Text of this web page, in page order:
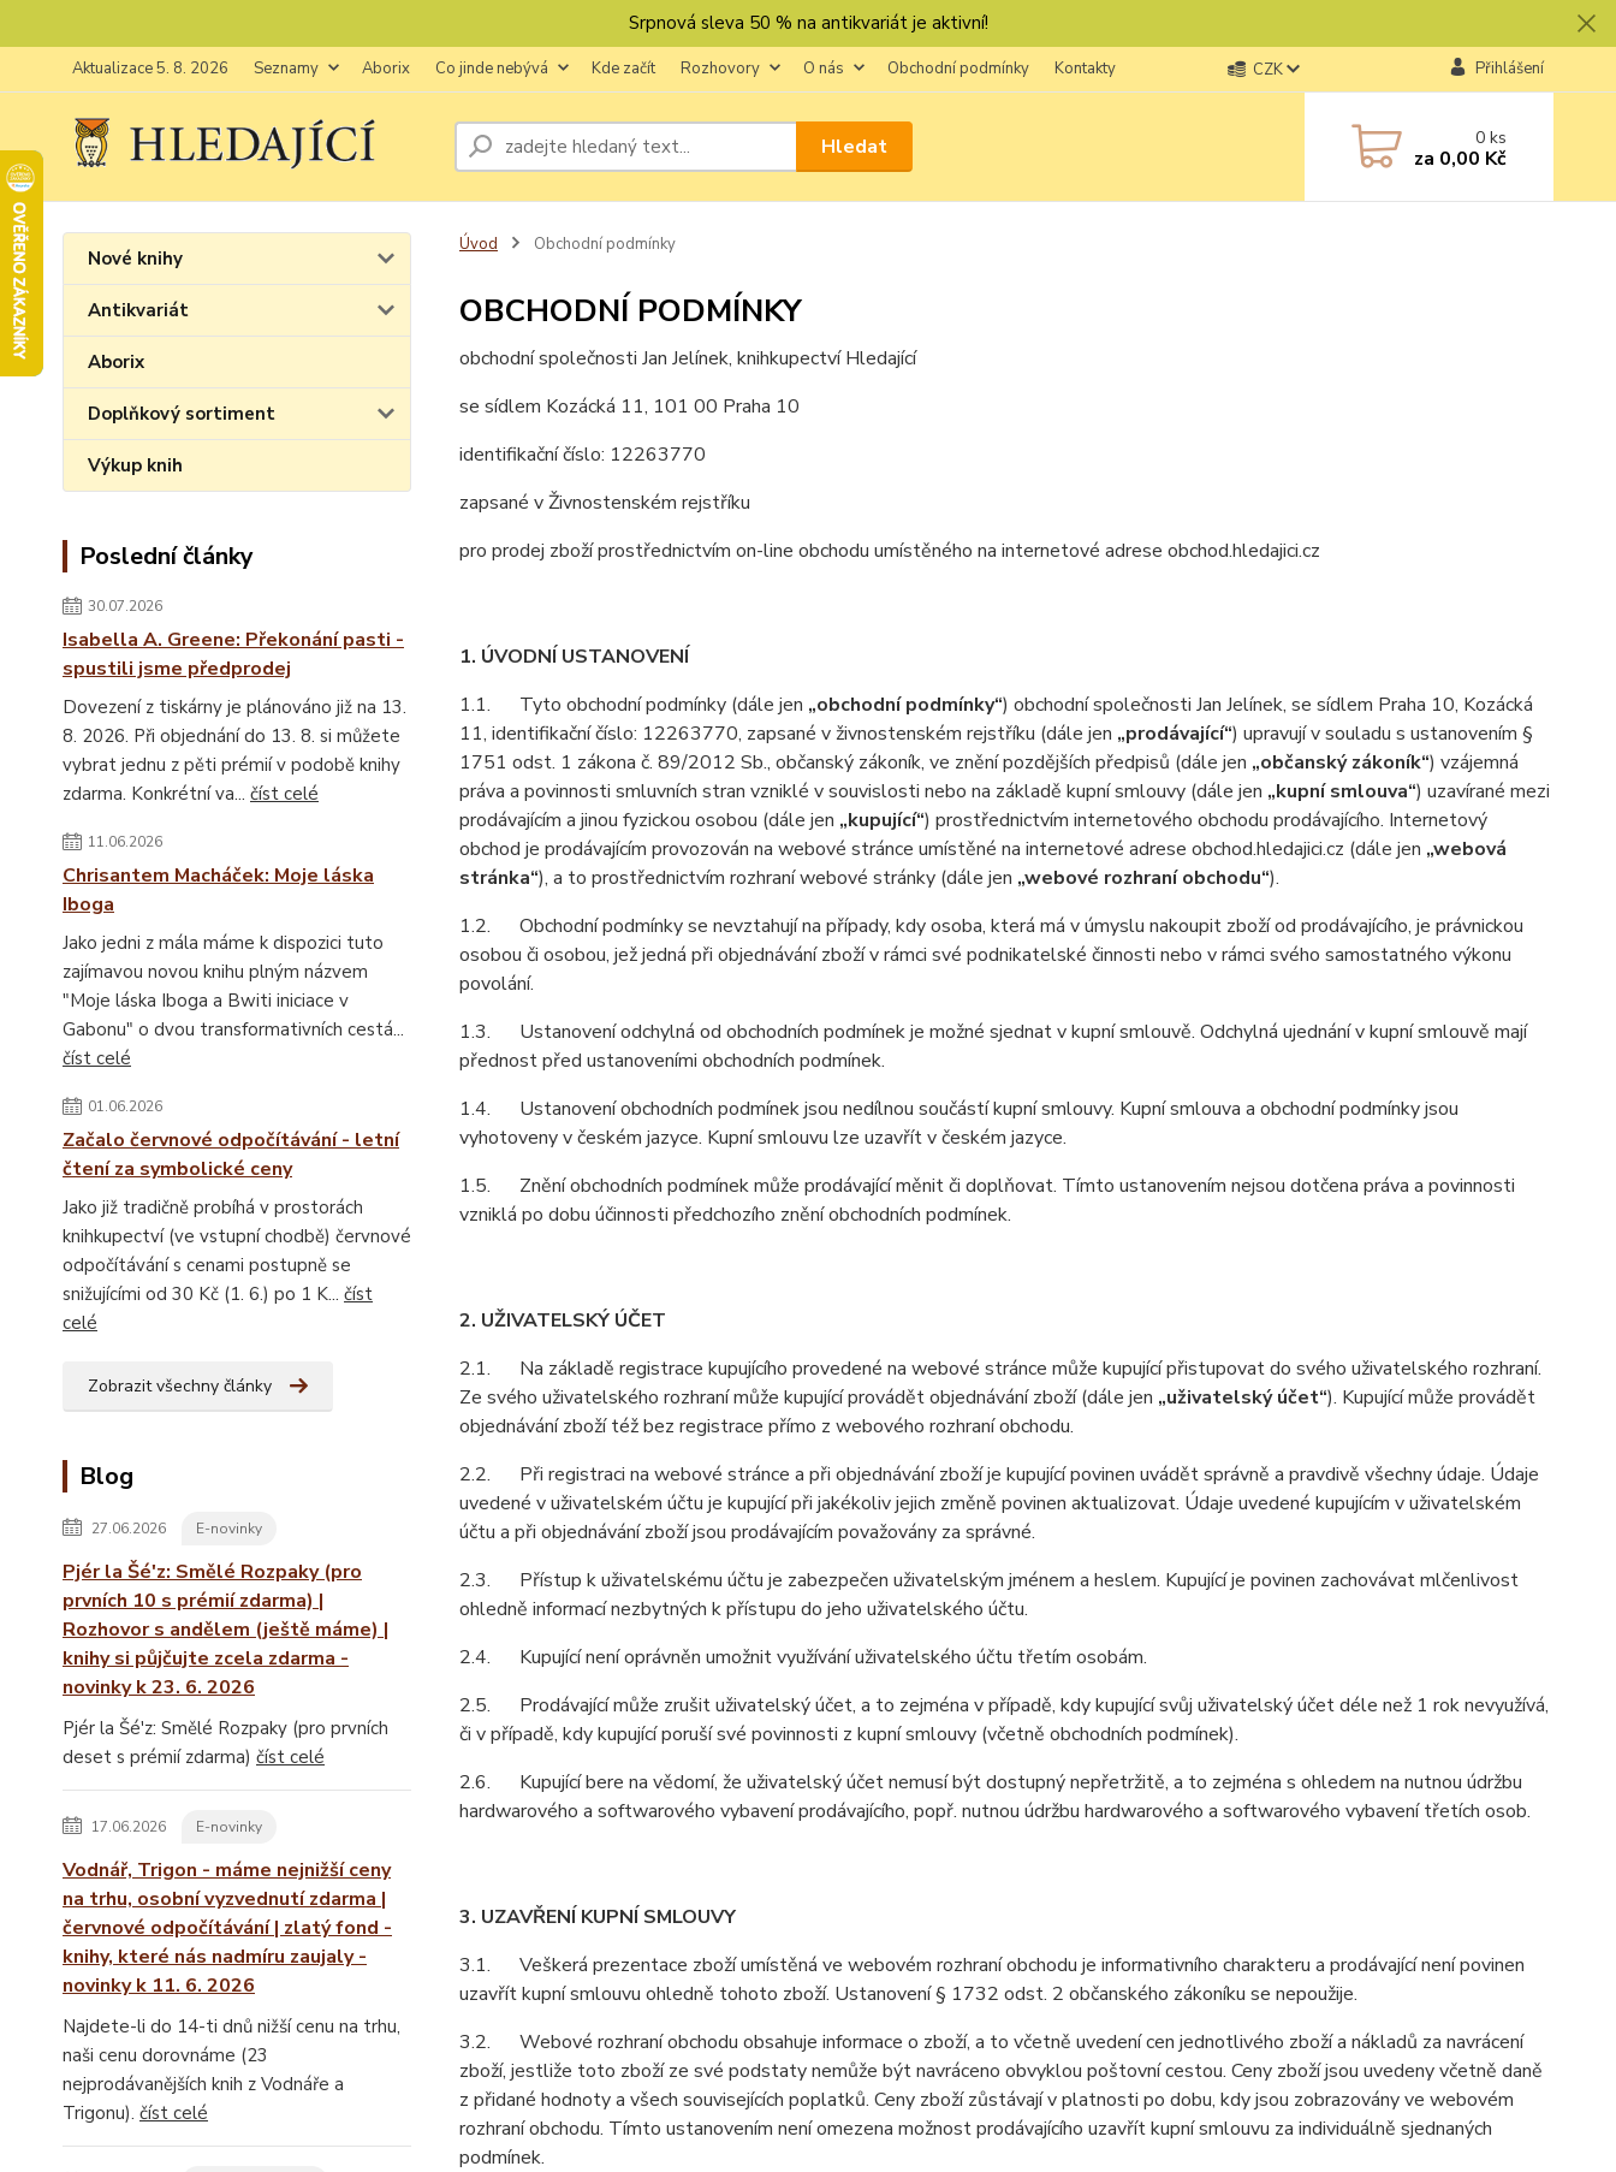
Srpnová sleva 50 % na antikvariát je aktivní!
Aktualizace 5. 8. 2026 Seznamy Aborix Co jinde nebývá Kde začít Rozhovory O nás Obchodní podmínky Kontakty CZK Přihlášení
Hledat 0ks
za 0,00 Kč
Nové knihy
Antikvariát
Aborix
Doplňkový sortiment
Výkup knih
Poslední články
30.07.2026
Isabella A. Greene: Překonání pasti -
spustili jsme předprodej
Dovezení z tiskárny je plánováno již na 13.
8. 2026. Při objednání do 13. 8. si můžete
vybrat jednu z pěti prémií v podobě knihy
zdarma. Konkrétní va... číst celé
11.06.2026
Chrisantem Macháček: Moje láska
Iboga
Jako jedni z mála máme k dispozici tuto
zajímavou novou knihu plným názvem
"Moje láska Iboga a Bwiti iniciace v
Gabonu" o dvou transformativních cestá...
číst celé
01.06.2026
Začalo červnové odpočítávání - letní
čtení za symbolické ceny
Jako již tradičně probíhá v prostorách
knihkupectví (ve vstupní chodbě) červnové
odpočítávání s cenami postupně se
snižujícími od 30 Kč (1. 6.) po 1 K... číst
celé
Zobrazit všechny články
Blog
27.06.2026 E-novinky
Pjér la Šé'z: Smělé Rozpaky (pro
prvních 10 s prémií zdarma) |
Rozhovor s andělem (ještě máme) |
knihy si půjčujte zcela zdarma -
novinky k 23. 6. 2026
Pjér la Šé'z: Smělé Rozpaky (pro prvních
deset s prémií zdarma) číst celé
17.06.2026 E-novinky
Vodnář, Trigon - máme nejnižší ceny
na trhu, osobní vyzvednutí zdarma |
červnové odpočítávání | zlatý fond -
knihy, které nás nadmíru zaujaly -
novinky k 11. 6. 2026
Najdete-li do 14-ti dnů nižší cenu na trhu,
naši cenu dorovnáme (23
nejprodávanějších knih z Vodnáře a
Trigonu). číst celé
Úvod Obchodní podmínky
OBCHODNÍ PODMÍNKY
obchodní společnosti Jan Jelínek, knihkupectví Hledající
se sídlem Kozácká 11, 101 00 Praha 10
identifikační číslo: 12263770
zapsané v Živnostenském rejstříku
pro prodej zboží prostřednictvím on-line obchodu umístěného na internetové adrese obchod.hledajici.cz
1. ÚVODNÍ USTANOVENÍ
1.1. Tyto obchodní podmínky (dále jen „obchodní podmínky“) obchodní společnosti Jan Jelínek, se sídlem Praha 10, Kozácká
11, identifikační číslo: 12263770, zapsané v živnostenském rejstříku (dále jen „prodávající“) upravují v souladu s ustanovením §
1751 odst. 1 zákona č. 89/2012 Sb., občanský zákoník, ve znění pozdějších předpisů (dále jen „občanský zákoník“) vzájemná
práva a povinnosti smluvních stran vzniklé v souvislosti nebo na základě kupní smlouvy (dále jen „kupní smlouva“) uzavírané mezi
prodávajícím a jinou fyzickou osobou (dále jen „kupující“) prostřednictvím internetového obchodu prodávajícího. Internetový
obchod je prodávajícím provozován na webové stránce umístěné na internetové adrese obchod.hledajici.cz (dále jen „webová
stránka“), a to prostřednictvím rozhraní webové stránky (dále jen „webové rozhraní obchodu“).
1.2. Obchodní podmínky se nevztahují na případy, kdy osoba, která má v úmyslu nakoupit zboží od prodávajícího, je právnickou
osobou či osobou, jež jedná při objednávání zboží v rámci své podnikatelské činnosti nebo v rámci svého samostatného výkonu
povolání.
1.3. Ustanovení odchylná od obchodních podmínek je možné sjednat v kupní smlouvě. Odchylná ujednání v kupní smlouvě mají
přednost před ustanoveními obchodních podmínek.
1.4. Ustanovení obchodních podmínek jsou nedílnou součástí kupní smlouvy. Kupní smlouva a obchodní podmínky jsou
vyhotoveny v českém jazyce. Kupní smlouvu lze uzavřít v českém jazyce.
1.5. Znění obchodních podmínek může prodávající měnit či doplňovat. Tímto ustanovením nejsou dotčena práva a povinnosti
vzniklá po dobu účinnosti předchozího znění obchodních podmínek.
2. UŽIVATELSKÝ ÚČET
2.1. Na základě registrace kupujícího provedené na webové stránce může kupující přistupovat do svého uživatelského rozhraní.
Ze svého uživatelského rozhraní může kupující provádět objednávání zboží (dále jen „uživatelský účet“). Kupující může provádět
objednávání zboží též bez registrace přímo z webového rozhraní obchodu.
2.2. Při registraci na webové stránce a při objednávání zboží je kupující povinen uvádět správně a pravdivě všechny údaje. Údaje
uvedené v uživatelském účtu je kupující při jakékoliv jejich změně povinen aktualizovat. Údaje uvedené kupujícím v uživatelském
účtu a při objednávání zboží jsou prodávajícím považovány za správné.
2.3. Přístup k uživatelskému účtu je zabezpečen uživatelským jménem a heslem. Kupující je povinen zachovávat mlčenlivost
ohledně informací nezbytných k přístupu do jeho uživatelského účtu.
2.4. Kupující není oprávněn umožnit využívání uživatelského účtu třetím osobám.
2.5. Prodávající může zrušit uživatelský účet, a to zejména v případě, kdy kupující svůj uživatelský účet déle než 1 rok nevyužívá,
či v případě, kdy kupující poruší své povinnosti z kupní smlouvy (včetně obchodních podmínek).
2.6. Kupující bere na vědomí, že uživatelský účet nemusí být dostupný nepřetržitě, a to zejména s ohledem na nutnou údržbu
hardwarového a softwarového vybavení prodávajícího, popř. nutnou údržbu hardwarového a softwarového vybavení třetích osob.
3. UZAVŘENÍ KUPNÍ SMLOUVY
3.1. Veškerá prezentace zboží umístěná ve webovém rozhraní obchodu je informativního charakteru a prodávající není povinen
uzavřít kupní smlouvu ohledně tohoto zboží. Ustanovení § 1732 odst. 2 občanského zákoníku se nepoužije.
3.2. Webové rozhraní obchodu obsahuje informace o zboží, a to včetně uvedení cen jednotlivého zboží a nákladů za navrácení
zboží, jestliže toto zboží ze své podstaty nemůže být navráceno obvyklou poštovní cestou. Ceny zboží jsou uvedeny včetně daně
z přidané hodnoty a všech souvisejících poplatků. Ceny zboží zůstávají v platnosti po dobu, kdy jsou zobrazovány ve webovém
rozhraní obchodu. Tímto ustanovením není omezena možnost prodávajícího uzavřít kupní smlouvu za individuálně sjednaných
podmínek.